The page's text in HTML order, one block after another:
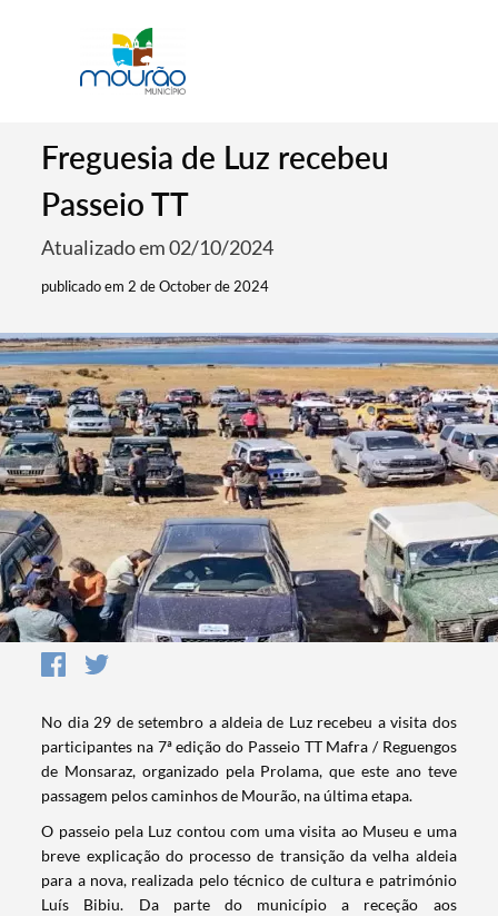
Freguesia de Luz recebeu
Passeio TT
Atualizado em 02/10/2024
publicado em 2 de October de 2024
No dia 29 de setembro a aldeia de Luz recebeu a visita dos
participantes na 7ª edição do Passeio TT Mafra / Reguengos
de Monsaraz, organizado pela Prolama, que este ano teve
passagem pelos caminhos de Mourão, na última etapa.
O passeio pela Luz contou com uma visita ao Museu e uma
breve explicação do processo de transição da velha aldeia
para a nova, realizada pelo técnico de cultura e património
Luís Bibiu. Da parte do município a receção aos